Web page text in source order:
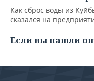
Как сброс воды из
сказался на
Если вы нашли